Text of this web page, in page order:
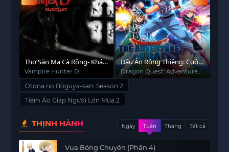
Thợ Săn Ma Cà Rồng- Khát
Máu
Vampire Hunter D:
Bloodlust
Dấu Ấn Rồng Thiêng: Cuộc
Phiêu Lưu Của Dai
Dragon Quest: Adventure
of Dai
Otona no Bōguya-san: Season 2
Tiệm Áo Giáp Người Lớn Mùa 2
THỊNH HÀNH Ngày Tuần Tháng Tất cả
Vua Bóng Chuyền (Phần 4)